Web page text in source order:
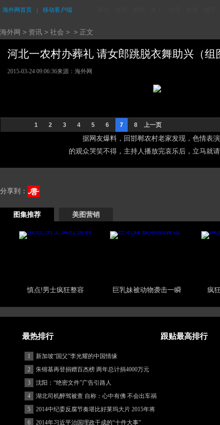
海外网首页 移动客户端
海外网 > 资讯 > 社会 > > 正文
河北一农村办葬礼 请女郎跳脱衣舞助兴（
2015-03-24 09:06:36来源：海外网
1 2 3 4 5 6 7 8 上一页
据网友爆料，回邯郸农村老家发现，色情表
的观众哭笑不得，主持人播放完哀乐后，立马就
分享到：
图集推荐 美图营销
慎点!男士疯狂整容 巨乳妹被动物袭击一瞬 疯
最热排行 跟贴最高排行
1
新加坡“国父”李光耀的中国情缘
2
朱镕基再登捐赠百杰榜 两年总计捐4000万元
3
沈阳：“绝密文件”广告引路人
4
湖北司机醉驾被查 自称：心中有佛 不会出车祸
(图)
5
2014中纪委反腐节奏堪比好莱坞大片 2015年将
更忙
6
2014年习近平治国理政干成的“十件大事”